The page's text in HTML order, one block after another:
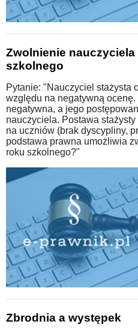
Zwolnienie
szkolnego
Pytanie: "Nauczyciel stażysta
względu na negatywną
negatywna, a jego
nauczyciela. Postawa
na uczniów (brak dyscypliny,
podstawa prawna umożliwia
roku szkolnego?"
Zbrodnia a występek